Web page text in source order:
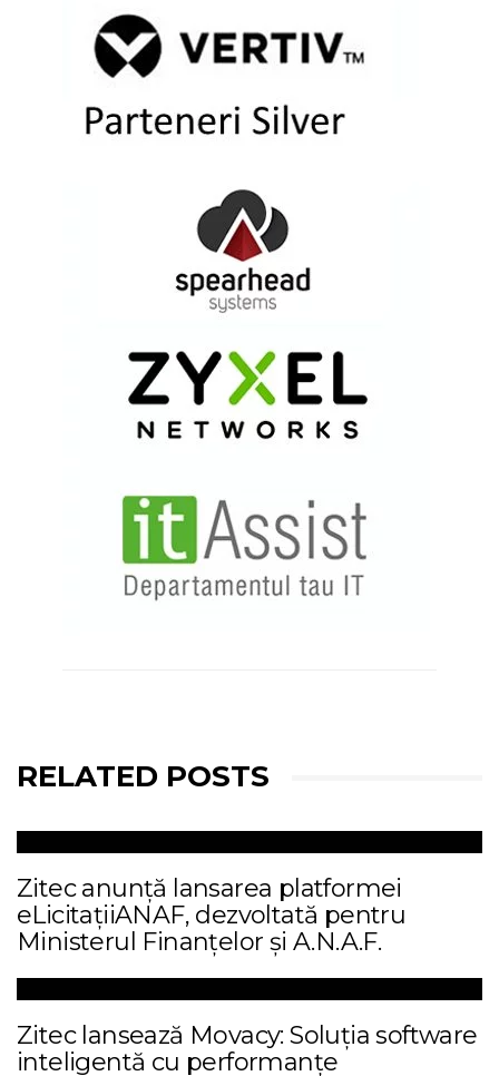
RELATED POSTS
Zitec anunță lansarea platformei
eLicitațiiANAF, dezvoltată pentru
Ministerul Finanțelor și A.N.A.F.
Zitec lansează Movacy: Soluția software
inteligentă cu performanțe